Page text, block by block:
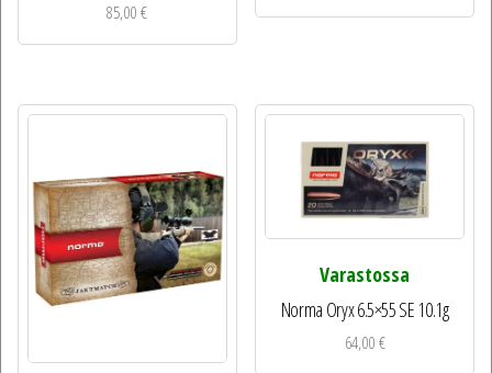
85,00€
Varastossa
Norma Oryx 6.5×55 SE 10.1g
64,00€